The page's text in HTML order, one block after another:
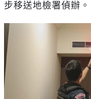
步移送地檢署偵辦。